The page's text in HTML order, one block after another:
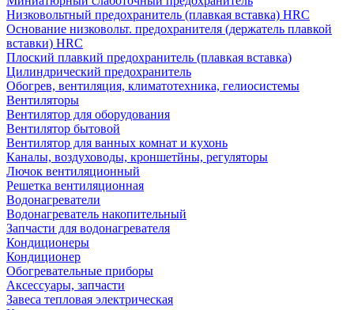
Низковольтный предохранитель (плавкая вставка) HRC
Основание низковольт. предохранителя (держатель плавкой
вставки) HRC
Плоский плавкий предохранитель (плавкая вставка)
Цилиндрический предохранитель
Обогрев, вентиляция, климатотехника, гелиосистемы
Вентиляторы
Вентилятор для оборудования
Вентилятор бытовой
Вентилятор для ванных комнат и кухонь
Каналы, воздуховоды, кроншетйны, регуляторы
Лючок вентиляционный
Решетка вентиляционная
Водонагреватели
Водонагреватель накопительный
Запчасти для водонагревателя
Кондиционеры
Кондиционер
Обогревательные приборы
Аксессуары, запчасти
Завеса тепловая электрическая